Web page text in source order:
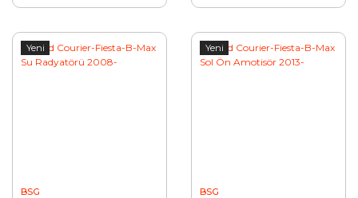
Yeni
BSG
Yeni
BSG